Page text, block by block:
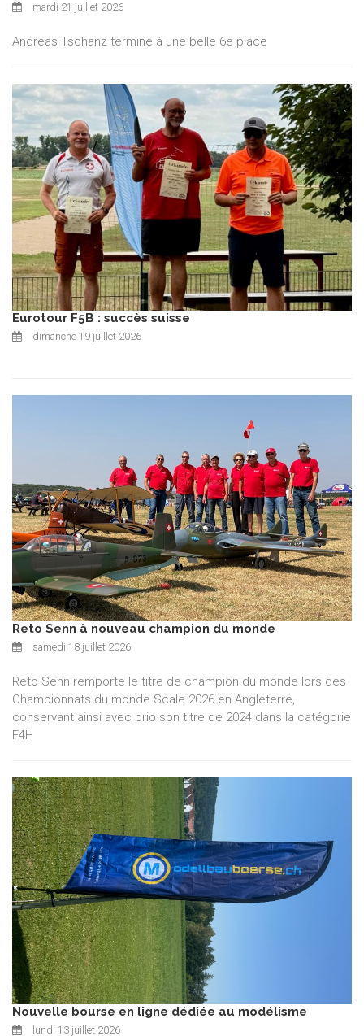
mardi 21 juillet 2026
Andreas Tschanz termine à une belle 6e place
Eurotour F5B : succès suisse
dimanche 19 juillet 2026
Reto Senn à nouveau champion du monde
samedi 18 juillet 2026
Reto Senn remporte le titre de champion du monde lors des
Championnats du monde Scale 2026 en Angleterre,
conservant ainsi avec brio son titre de 2024 dans la catégorie
F4H
Nouvelle bourse en ligne dédiée au modélisme
lundi 13 juillet 2026